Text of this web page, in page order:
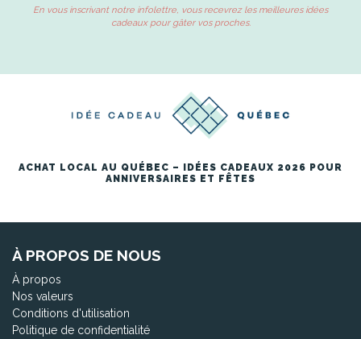
En vous inscrivant notre infolettre, vous recevrez les meilleures idées
cadeaux pour gâter vos proches.
ACHAT LOCAL AU QUÉBEC – IDÉES CADEAUX 2026 POUR
ANNIVERSAIRES ET FÊTES
À PROPOS DE NOUS
À propos
Nos valeurs
Conditions d'utilisation
Politique de confidentialité